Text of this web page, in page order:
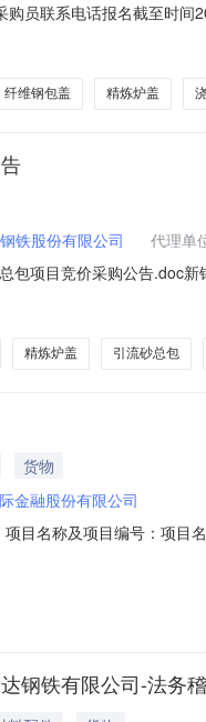
员联系电话报名截至时
吨钢2024-09-20
纤维钢包盖 精炼炉盖
铁股份有限公司 代理单
包项目竞价采购公告.doc
目，主要为炼钢区相关生
精炼炉盖 引流砂总包
货物
金融股份有限公司
目名称及项目编号：项
￥500000元），交纳到柳
钢铁有限公司-法务